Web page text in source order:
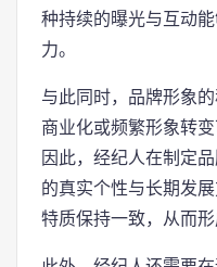
种持续的曝光与互动
力。
与此同时，品牌形象
商业化或频繁形象转
因此，经纪人在制定
的真实个性与长期发
特质保持一致，从而